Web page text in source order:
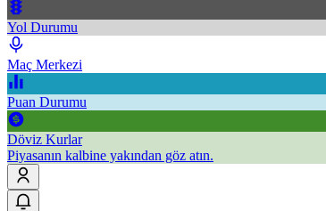
Yol Durumu
Maç Merkezi
Puan Durumu
Döviz Kurlar
Piyasanın kalbine yakından göz atın.